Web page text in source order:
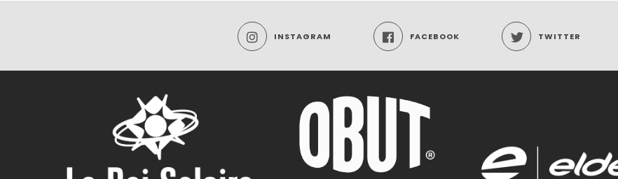
INSTAGRAM FACEBOOK TWITTER